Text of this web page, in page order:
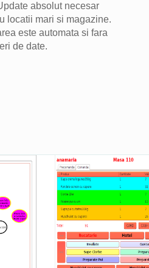
absolut necesar
locatii mari si magazine.
este automata si fara
de date.